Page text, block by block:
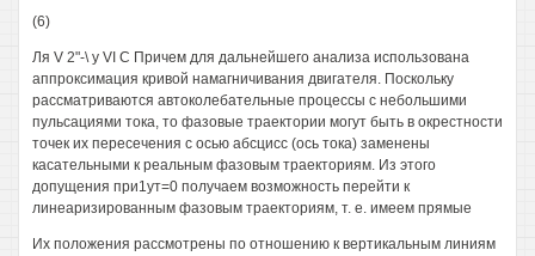
(6)
Ля V 2"-\ у VI С Причем для дальнейшего анализа использована
аппроксимация кривой намагничивания двигателя. Поскольку
рассматриваются автоколебательные процессы с небольшими
пульсациями тока, то фазовые траектории могут быть в окрестности
точек их пересечения с осью абсцисс (ось тока) заменены
касательными к реальным фазовым траекториям. Из этого
допущения при1ут=0 получаем возможность перейти к
линеаризированным фазовым траекториям, т. е. имеем прямые
Их положения рассмотрены по отношению к вертикальным линиям